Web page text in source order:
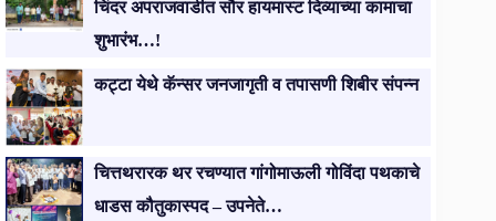
चिंदर अपराजवाडीत सौर हायमास्ट दिव्याच्या कामाचा
शुभारंभ…!
कट्टा येथे कॅन्सर जनजागृती व तपासणी शिबीर संपन्न
चित्तथरारक थर रचण्यात गांगोमाऊली गोविंदा पथकाचे
धाडस कौतुकास्पद – उपनेते…